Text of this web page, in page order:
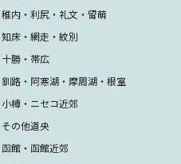
稚内・利尻・礼文・留萌
知床・網走・紋別
十勝・帯広
釧路・阿寒湖・摩周湖・根室
小樽・ニセコ近郊
その他道央
函館・函館近郊